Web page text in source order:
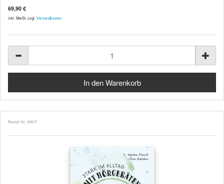
69,90 €
inkl. MwSt. zzgl. Versandkosten
Bestell-Nr. 49417